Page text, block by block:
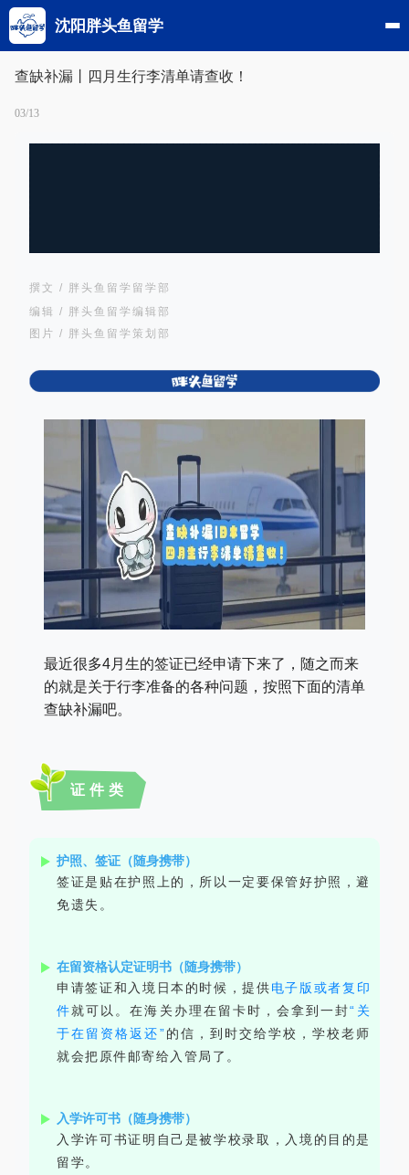
沈阳胖头鱼留学
查缺补漏丨四月生行李清单请查收！
03/13
撰文 / 胖头鱼留学留学部
编辑 / 胖头鱼留学编辑部
图片 / 胖头鱼留学策划部
最近很多4月生的签证已经申请下来了，随之而来
的就是关于行李准备的各种问题，按照下面的清单
查缺补漏吧。
证件类
护照、签证（随身携带）
签证是贴在护照上的，所以一定要保管好护照，避
免遗失。
在留资格认定证明书（随身携带）
申请签证和入境日本的时候，提供电子版或者复印
件就可以。在海关办理在留卡时，会拿到一封“关
于在留资格返还”的信，到时交给学校，学校老师
就会把原件邮寄给入管局了。
入学许可书（随身携带）
入学许可书证明自己是被学校录取，入境的目的是
留学。